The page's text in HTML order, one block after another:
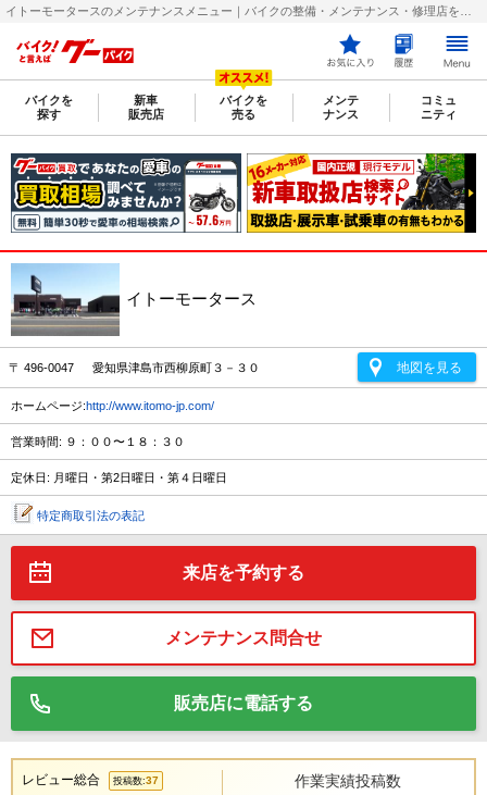
バイクを
探す
新車
販売店
バイクを
売る
メンテ
ナンス
コミュ
ニティ
イトーモータース
〒 496-0047 愛知県津島市西柳原町３－３０ 地図を見る
ホームページ:http://www.itomo-jp.com/
営業時間: ９：００〜１８：３０
定休日: 月曜日・第2日曜日・第４日曜日
特定商取引法の表記
来店を予約する
メンテナンス問合せ
販売店に電話する
レビュー総合 投稿数:37 作業実績投稿数